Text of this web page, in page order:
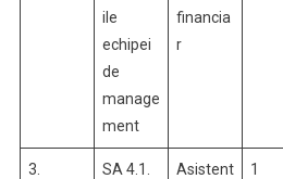
ile
echipei
de
manage
ment
financia
r
3.
SA 4.1.
Asistent
1